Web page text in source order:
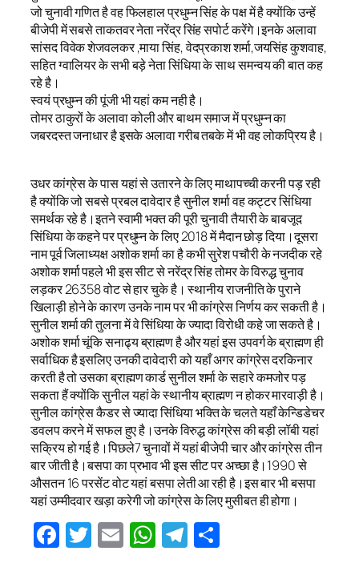
जो चुनावी गणित है वह फिलहाल प्रधुम्न सिंह के पक्ष में है क्योंकि उन्हें
बीजेपी में सबसे ताकतवर नेता नरेंद्र सिंह सपोर्ट करेंगे।इनके अलावा
सांसद विवेक शेजवलकर ,माया सिंह, वेदप्रकाश शर्मा,जयसिंह कुशवाह,
सहित ग्वालियर के सभी बड़े नेता सिंधिया के साथ समन्वय की बात कह
रहे है।
स्वयं प्रधुम्न की पूंजी भी यहां कम नही है।
तोमर ठाकुरों के अलावा कोली और बाथम समाज में प्रधुम्न का
जबरदस्त जनाधार है इसके अलावा गरीब तबके में भी वह लोकप्रिय है।
उधर कांग्रेस के पास यहां से उतारने के लिए माथापच्ची करनी पड़ रही
है क्योंकि जो सबसे प्रबल दावेदार है सुनील शर्मा वह कट्टर सिंधिया
समर्थक रहे है।इतने स्वामी भक्त की पूरी चुनावी तैयारी के बाबजूद
सिंधिया के कहने पर प्रधुम्न के लिए 2018 में मैदान छोड़ दिया।दूसरा
नाम पूर्व जिलाध्यक्ष अशोक शर्मा का है कभी सुरेश पचौरी के नजदीक रहे
अशोक शर्मा पहले भी इस सीट से नरेंद्र सिंह तोमर के विरुद्ध चुनाव
लड़कर 26358 वोट से हार चुके है। स्थानीय राजनीति के पुराने
खिलाड़ी होने के कारण उनके नाम पर भी कांग्रेस निर्णय कर सकती है।
सुनील शर्मा की तुलना में वे सिंधिया के ज्यादा विरोधी कहे जा सकते है।
अशोक शर्मा चूंकि सनाढ्य ब्राह्मण है और यहां इस उपवर्ग के ब्राह्मण ही
सर्वाधिक है इसलिए उनकी दावेदारी को यहाँ अगर कांग्रेस दरकिनार
करती है तो उसका ब्राह्मण कार्ड सुनील शर्मा के सहारे कमजोर पड़
सकता हैं क्योंकि सुनील यहां के स्थानीय ब्राह्मण न होकर मारवाड़ी है।
सुनील कांग्रेस कैडर से ज्यादा सिंधिया भक्ति के चलते यहाँ केन्डिडेचर
डवलप करने में सफल हुए है।उनके विरुद्ध कांग्रेस की बड़ी लॉबी यहां
सक्रिय हो गई है।पिछले7 चुनावों में यहां बीजेपी चार और कांग्रेस तीन
बार जीती है।बसपा का प्रभाव भी इस सीट पर अच्छा है।1990 से
औसतन 16 परसेंट वोट यहां बसपा लेती आ रही है।इस बार भी बसपा
यहां उम्मीदवार खड़ा करेगी जो कांग्रेस के लिए मुसीबत ही होगा।
Facebook
Twitter
EmailWhatsApp
Telegram